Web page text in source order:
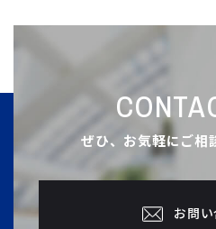
ぜひ、お気軽にご相
お問